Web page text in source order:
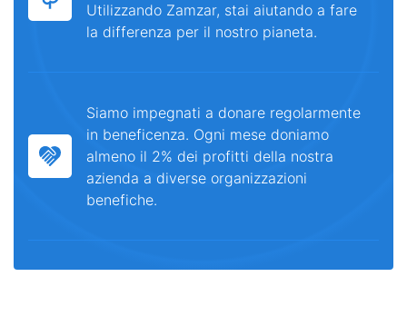
Utilizzando Zamzar, stai aiutando a fare
la differenza per il nostro pianeta.
Siamo impegnati a donare regolarmente
in beneficenza. Ogni mese doniamo
almeno il 2% dei profitti della nostra
azienda a diverse organizzazioni
benefiche.